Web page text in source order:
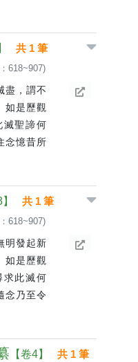
共 1 筆
618~907)
盡，謂不
如是歷觀
滅聖諦何
念憶昔所
共 1 筆
618~907)
明發起新
如是歷觀
求此滅何
念乃至令
【卷4】 共 1 筆